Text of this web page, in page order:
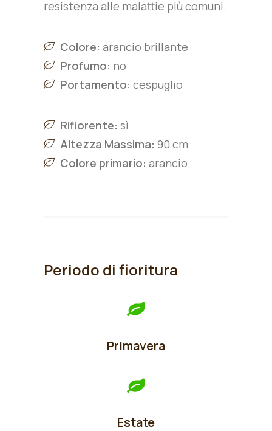
resistenza alle malattie più comuni.
Colore: arancio brillante
Profumo: no
Portamento: cespuglio
Rifiorente: sì
Altezza Massima: 90 cm
Colore primario: arancio
Periodo di fioritura
Primavera
Estate